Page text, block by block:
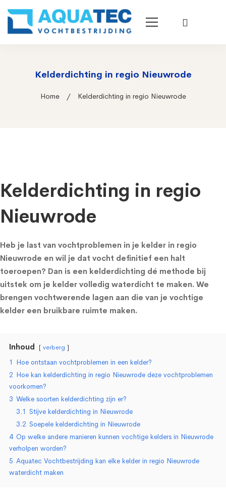
Kelderdichting in regio Nieuwrode
Home Kelderdichting in regio Nieuwrode
Kelderdichting in regio
Nieuwrode
Heb je last van vochtproblemen in je kelder in regio
Nieuwrode en wil je dat vocht definitief een halt
toeroepen? Dan is een kelderdichting dé methode bij
uitstek om je kelder volledig waterdicht te maken. We
brengen vochtwerende lagen aan die van je vochtige
kelder een bruikbare ruimte maken.
Inhoud verberg
1 Hoe ontstaan vochtproblemen in een kelder?
2 Hoe kan kelderdichting in regio Nieuwrode deze vochtproblemen
voorkomen?
3 Welke soorten kelderdichting zijn er?
3.1 Stijve kelderdichting in Nieuwrode
3.2 Soepele kelderdichting in Nieuwrode
4 Op welke andere manieren kunnen vochtige kelders in Nieuwrode
verholpen worden?
5 Aquatec Vochtbestrijding kan elke kelder in regio Nieuwrode
waterdicht maken